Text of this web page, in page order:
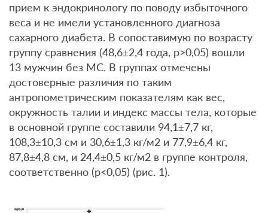
прием к эндокринологу по поводу избыточного
веса и не имели установленного диагноза
сахарного диабета. В сопоставимую по возрасту
группу сравнения (48,6±2,4 года, р>0,05) вошли
13 мужчин без МС. В группах отмечены
достоверные различия по таким
антропометрическим показателям как вес,
окружность талии и индекс массы тела, которые
в основной группе составили 94,1±7,7 кг,
108,3±10,3 см и 30,6±1,3 кг/м2 и 77,9±6,4 кг,
87,8±4,8 см, и 24,4±0,5 кг/м2 в группе контроля,
соответственно (р<0,05) (рис. 1).